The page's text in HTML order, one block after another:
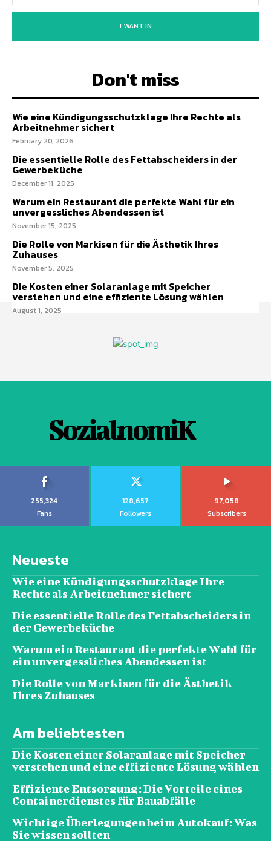
I WANT IN
Don't miss
Wie eine Kündigungsschutzklage Ihre Rechte als
Arbeitnehmer sichert
February 20, 2026
Die essentielle Rolle des Fettabscheiders in der
Gewerbeküche
December 11, 2025
Warum ein Restaurant die perfekte Wahl für ein
unvergessliches Abendessen ist
November 15, 2025
Die Rolle von Markisen für die Ästhetik Ihres
Zuhauses
November 5, 2025
Die Kosten einer Solaranlage mit Speicher
verstehen und eine effiziente Lösung wählen
August 1, 2025
SozialnomiK
255,324
Fans
128,657
Followers
97,058
Subscribers
Neueste
Wie eine Kündigungsschutzklage Ihre
Rechte als Arbeitnehmer sichert
Die essentielle Rolle des Fettabscheiders in
der Gewerbeküche
Warum ein Restaurant die perfekte Wahl für
ein unvergessliches Abendessen ist
Die Rolle von Markisen für die Ästhetik
Ihres Zuhauses
Am beliebtesten
Die Kosten einer Solaranlage mit Speicher
verstehen und eine effiziente Lösung wählen
Effiziente Entsorgung: Die Vorteile eines
Containerdienstes für Bauabfälle
Wichtige Überlegungen beim Autokauf: Was
Sie wissen sollten